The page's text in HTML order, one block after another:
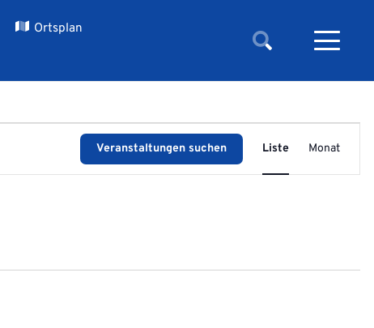
Ortsplan
Veranstaltungen suchen Liste Monat